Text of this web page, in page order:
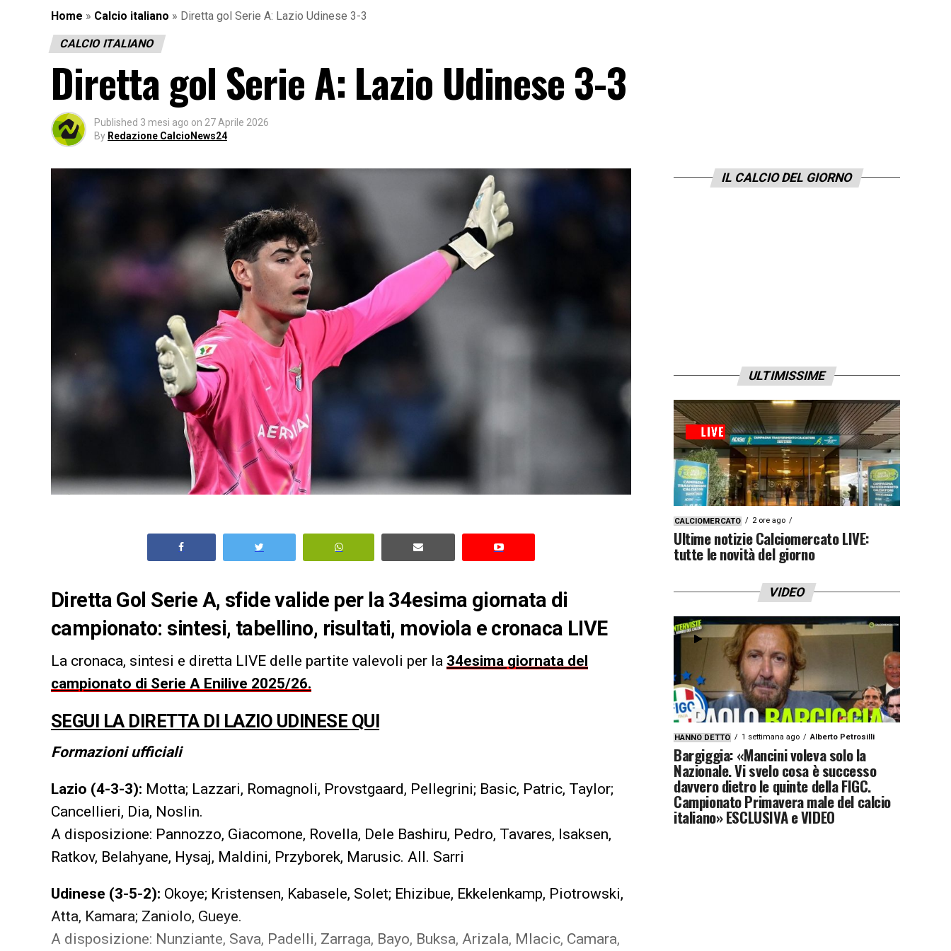
Home » Calcio italiano » Diretta gol Serie A: Lazio Udinese 3-3
CALCIO ITALIANO
Diretta gol Serie A: Lazio Udinese 3-3
Published 3 mesi ago on 27 Aprile 2026
By Redazione CalcioNews24
Diretta Gol Serie A, sfide valide per la 34esima giornata di
campionato: sintesi, tabellino, risultati, moviola e cronaca LIVE
La cronaca, sintesi e diretta LIVE delle partite valevoli per la 34esima giornata del
campionato di Serie A Enilive 2025/26.
SEGUI LA DIRETTA DI LAZIO UDINESE QUI
Formazioni ufficiali
Lazio (4-3-3): Motta; Lazzari, Romagnoli, Provstgaard, Pellegrini; Basic, Patric, Taylor;
Cancellieri, Dia, Noslin.
A disposizione: Pannozzo, Giacomone, Rovella, Dele Bashiru, Pedro, Tavares, Isaksen,
Ratkov, Belahyane, Hysaj, Maldini, Przyborek, Marusic. All. Sarri
Udinese (3-5-2): Okoye; Kristensen, Kabasele, Solet; Ehizibue, Ekkelenkamp, Piotrowski,
Atta, Kamara; Zaniolo, Gueye.
A disposizione: Nunziante, Sava, Padelli, Zarraga, Bayo, Buksa, Arizala, Mlacic, Camara,
IL CALCIO DEL GIORNO
ULTIMISSIME
CALCIOMERCATO 2 ore ago
Ultime notizie Calciomercato LIVE:
tutte le novità del giorno
VIDEO
HANNO DETTO 1 settimana ago Alberto Petrosilli
Bargiggia: «Mancini voleva solo la
Nazionale. Vi svelo cosa è successo
davvero dietro le quinte della FIGC.
Campionato Primavera male del calcio
italiano» ESCLUSIVA e VIDEO